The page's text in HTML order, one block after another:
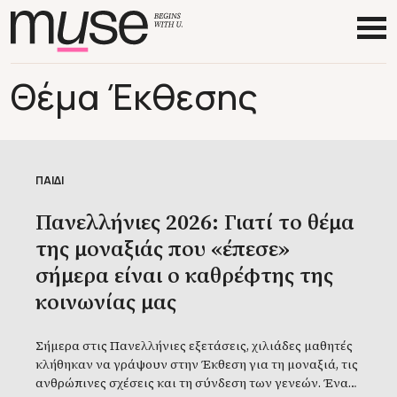
Θέμα Έκθεσης
ΠΑΙΔΙ
Πανελλήνιες 2026: Γιατί το θέμα
της μοναξιάς που «έπεσε»
σήμερα είναι ο καθρέφτης της
κοινωνίας μας
Σήμερα στις Πανελλήνιες εξετάσεις, χιλιάδες μαθητές
κλήθηκαν να γράψουν στην Έκθεση για τη μοναξιά, τις
ανθρώπινες σχέσεις και τη σύνδεση των γενεών. Ένα